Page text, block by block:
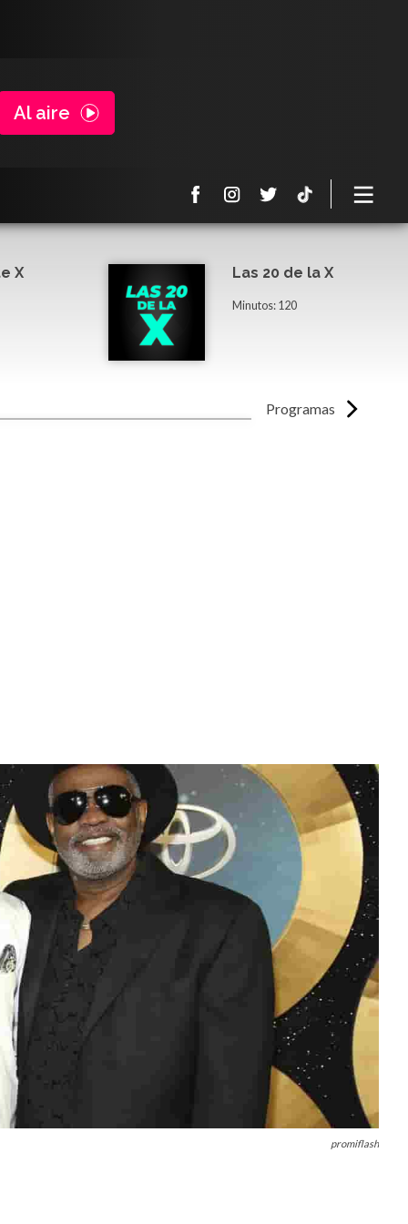
Al aire
Programas
X Las 20 de la X
Minutos: 120
promiflash